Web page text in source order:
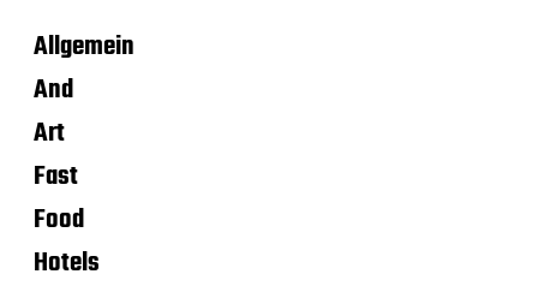
Allgemein
And
Art
Fast
Food
Hotels